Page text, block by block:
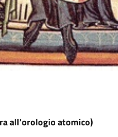
all’orologio atomico)